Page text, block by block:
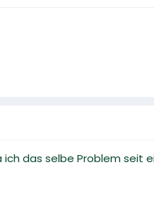
das selbe Problem seit